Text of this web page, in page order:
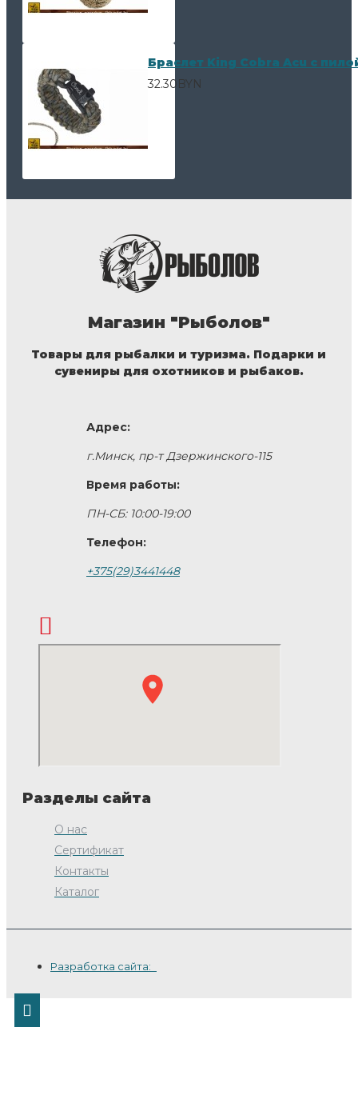
Браслет King Cobra Acu с
32.30BYN
Магазин "Рыболов"
Товары для рыбалки и туризма. Подарки и
сувениры для охотников и рыбаков.
Адрес:
г.Минск, пр-т Дзержинского-115
Время работы:
ПН-СБ: 10:00-19:00
Телефон:
+375(29)3441448
Разделы сайта
О нас
Сертификат
Контакты
Каталог
Разработка сайта: